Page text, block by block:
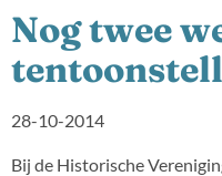
Nog twee
28-10-2014
Bij de Historische